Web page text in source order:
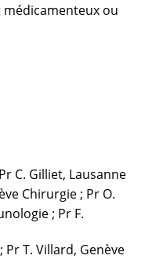
ou
C. Gilliet, Lausanne
Chirurgie ; Pr O.
; Pr F.
T. Villard, Genève